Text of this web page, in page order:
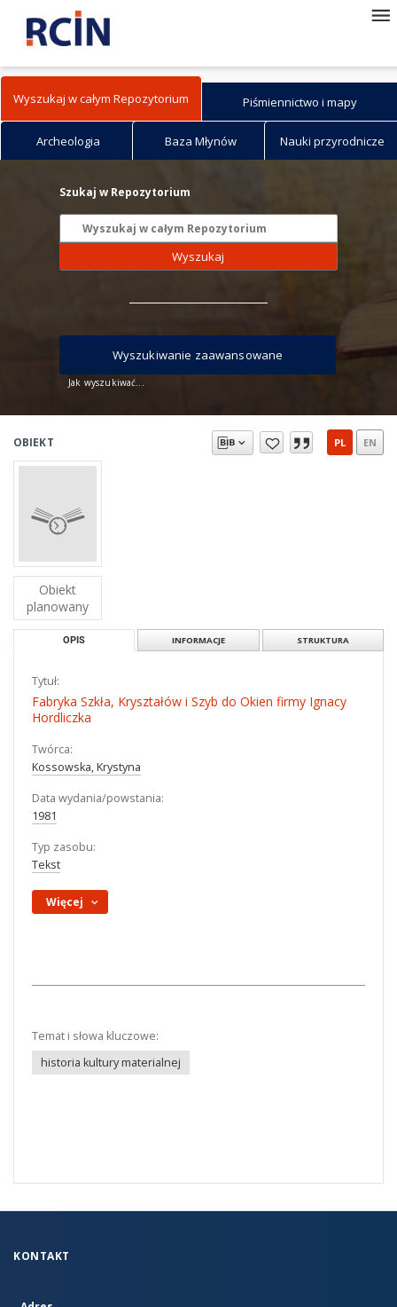
Wyszukaj w całym Repozytorium Piśmiennictwo i mapy
Archeologia Baza Młynów Nauki przyrodnicze
Szukaj w Repozytorium
Wyszukaj
Jak wyszukiwać...
Wyszukiwanie zaawansowane
OBIEKT PL EN
Obiekt
planowany
OPIS INFORMACJE STRUKTURA
Tytuł:
Fabryka Szkła, Kryształów i Szyb do Okien firmy Ignacy
Hordliczka
Twórca:
Kossowska, Krystyna
Data wydania/powstania:
1981
Typ zasobu:
Tekst
Więcej
Temat i słowa kluczowe:
historia kultury materialnej
KONTAKT